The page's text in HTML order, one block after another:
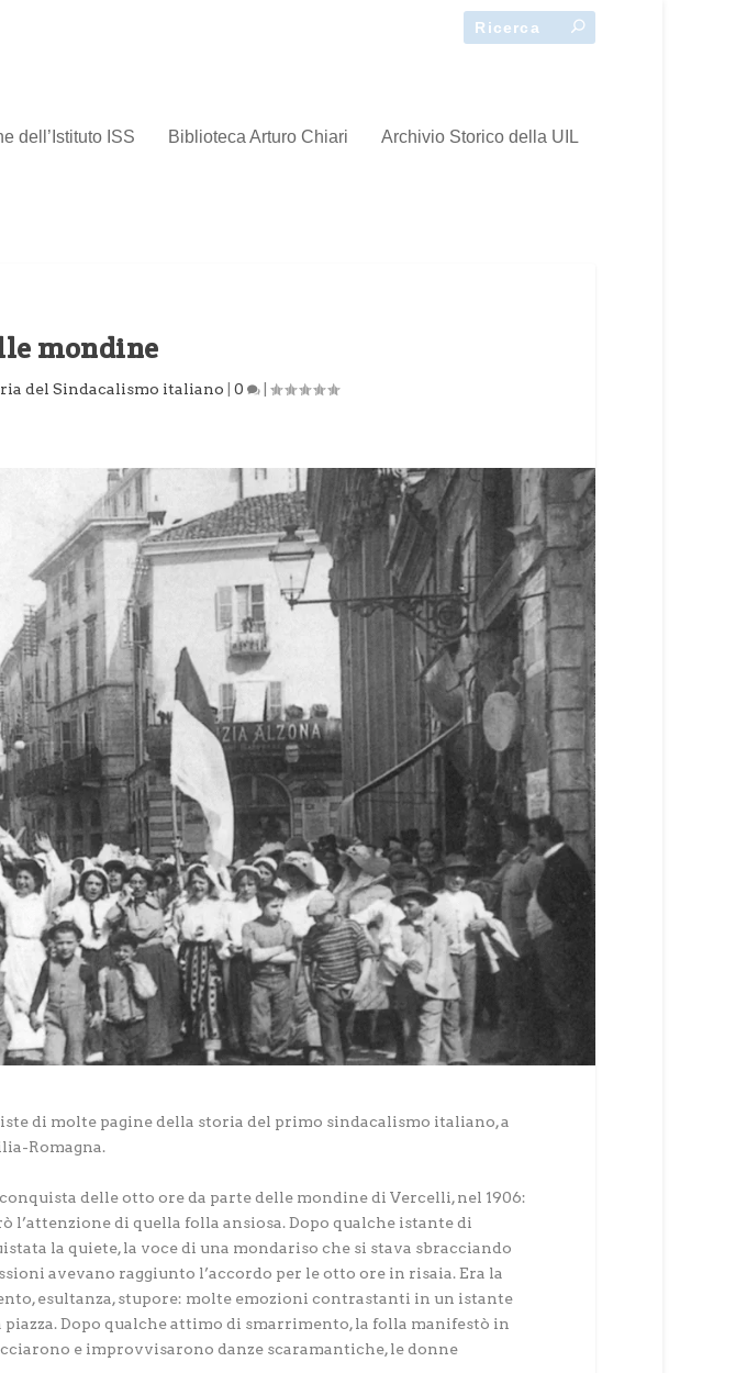
dell’Istituto ISS Biblioteca Arturo Chiari Archivio Storico della UIL
mondine
del Sindacalismo italiano 0 |
di molte pagine della storia del primo sindacalismo italiano, a
Romagna.
delle otto ore da parte delle mondine di Vercelli, nel 1906:
di quella folla ansiosa. Dopo qualche istante di
la quiete, la voce di una mondariso che si stava sbracciando
avevano raggiunto l’accordo per le otto ore in risaia. Era la
esultanza, stupore: molte emozioni contrastanti in un istante
Dopo qualche attimo di smarrimento, la folla manifestò in
e improvvisarono danze scaramantiche, le donne